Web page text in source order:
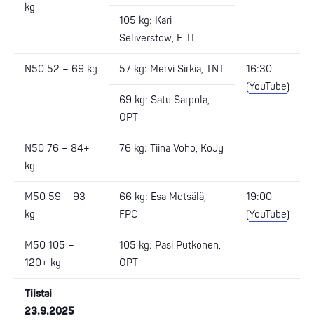
kg
105 kg: Kari
Seliverstow, E-IT
N50 52 – 69 kg 57 kg: Mervi Sirkiä, TNT
16:30
(YouTube)
69 kg: Satu Sarpola,
OPT
N50 76 – 84+
kg
76 kg: Tiina Voho, KoJy
M50 59 – 93
kg
66 kg: Esa Metsälä,
FPC
19:00
(YouTube)
M50 105 –
120+ kg
105 kg: Pasi Putkonen,
OPT
Tiistai
23.9.2025